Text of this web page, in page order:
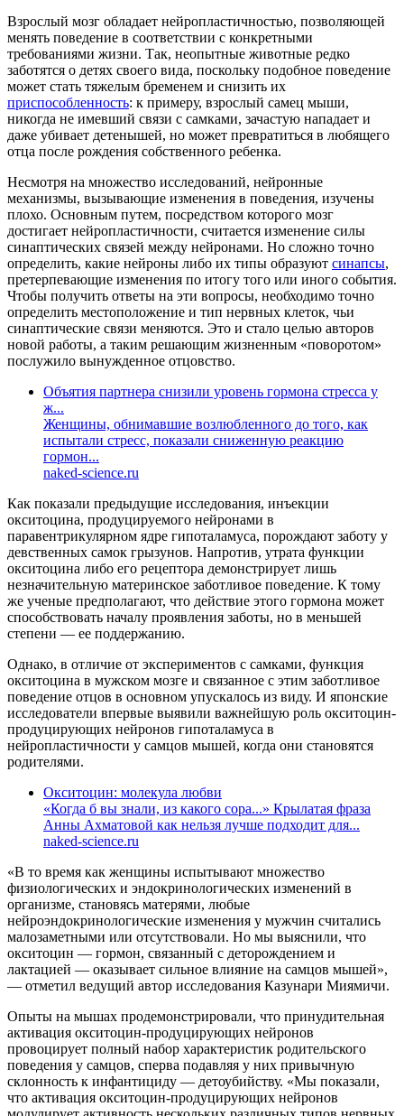
Взрослый мозг обладает нейропластичностью, позволяющей
менять поведение в соответствии с конкретными
требованиями жизни. Так, неопытные животные редко
заботятся о детях своего вида, поскольку подобное поведение
может стать тяжелым бременем и снизить их
приспособленность: к примеру, взрослый самец мыши,
никогда не имевший связи с самками, зачастую нападает и
даже убивает детенышей, но может превратиться в любящего
отца после рождения собственного ребенка.
Несмотря на множество исследований, нейронные
механизмы, вызывающие изменения в поведения, изучены
плохо. Основным путем, посредством которого мозг
достигает нейропластичности, считается изменение силы
синаптических связей между нейронами. Но сложно точно
определить, какие нейроны либо их типы образуют синапсы,
претерпевающие изменения по итогу того или иного события.
Чтобы получить ответы на эти вопросы, необходимо точно
определить местоположение и тип нервных клеток, чьи
синаптические связи меняются. Это и стало целью авторов
новой работы, а таким решающим жизненным «поворотом»
послужило вынужденное отцовство.
Объятия партнера снизили уровень гормона стресса у
ж...
Женщины, обнимавшие возлюбленного до того, как
испытали стресс, показали сниженную реакцию
гормон...
naked-science.ru
Как показали предыдущие исследования, инъекции
окситоцина, продуцируемого нейронами в
паравентрикулярном ядре гипоталамуса, порождают заботу у
девственных самок грызунов. Напротив, утрата функции
окситоцина либо его рецептора демонстрирует лишь
незначительную материнское заботливое поведение. К тому
же ученые предполагают, что действие этого гормона может
способствовать началу проявления заботы, но в меньшей
степени — ее поддержанию.
Однако, в отличие от экспериментов с самками, функция
окситоцина в мужском мозге и связанное с этим заботливое
поведение отцов в основном упускалось из виду. И японские
исследователи впервые выявили важнейшую роль окситоцин-
продуцирующих нейронов гипоталамуса в
нейропластичности у самцов мышей, когда они становятся
родителями.
Окситоцин: молекула любви
«Когда б вы знали, из какого сора...» Крылатая фраза
Анны Ахматовой как нельзя лучше подходит для...
naked-science.ru
«В то время как женщины испытывают множество
физиологических и эндокринологических изменений в
организме, становясь матерями, любые
нейроэндокринологические изменения у мужчин считались
малозаметными или отсутствовали. Но мы выяснили, что
окситоцин — гормон, связанный с деторождением и
лактацией — оказывает сильное влияние на самцов мышей»,
— отметил ведущий автор исследования Казунари Миямичи.
Опыты на мышах продемонстрировали, что принудительная
активация окситоцин-продуцирующих нейронов
провоцирует полный набор характеристик родительского
поведения у самцов, сперва подавляя у них привычную
склонность к инфантициду — детоубийству. «Мы показали,
что активация окситоцин-продуцирующих нейронов